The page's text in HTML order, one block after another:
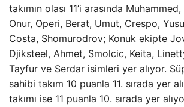
takımın olası 11’i arasında
Onur, Operi, Berat, Umut, Crespo,
Costa, Shomurodrov; Konuk ekipte
Djiksteel, Ahmet, Smolcic, Keita,
Tayfur ve Serdar isimleri yer alıyor.
sahibi takım 10 puanla 11. sırada yer
takımı ise 11 puanla 10. sırada yer